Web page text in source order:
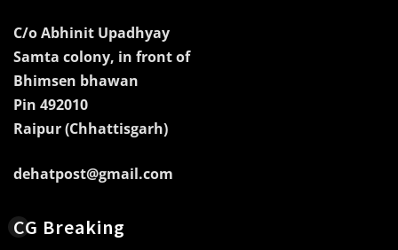
C/o Abhinit Upadhyay
Samta colony, in front of
Bhimsen bhawan
Pin 492010
Raipur (Chhattisgarh)
dehatpost@gmail.com
CG Breaking